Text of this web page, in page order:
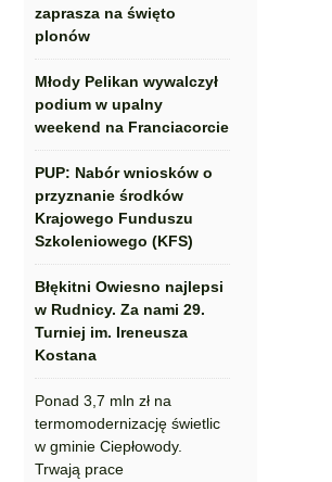
zaprasza na święto
plonów
Młody Pelikan wywalczył
podium w upalny
weekend na Franciacorcie
PUP: Nabór wniosków o
przyznanie środków
Krajowego Funduszu
Szkoleniowego (KFS)
Błękitni Owiesno najlepsi
w Rudnicy. Za nami 29.
Turniej im. Ireneusza
Kostana
Ponad 3,7 mln zł na
termomodernizację świetlic
w gminie Ciepłowody.
Trwają prace